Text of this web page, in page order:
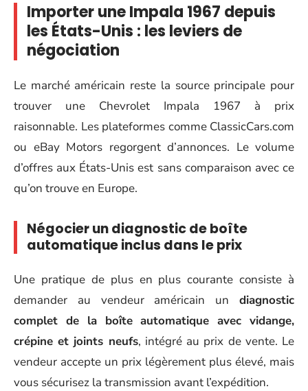
Importer une Impala 1967 depuis
les États-Unis : les leviers de
négociation
Le marché américain reste la source principale pour
trouver une Chevrolet Impala 1967 à prix
raisonnable. Les plateformes comme ClassicCars.com
ou eBay Motors regorgent d’annonces. Le volume
d’offres aux États-Unis est sans comparaison avec ce
qu’on trouve en Europe.
Négocier un diagnostic de boîte
automatique inclus dans le prix
Une pratique de plus en plus courante consiste à
demander au vendeur américain un diagnostic
complet de la boîte automatique avec vidange,
crépine et joints neufs, intégré au prix de vente. Le
vendeur accepte un prix légèrement plus élevé, mais
vous sécurisez la transmission avant l’expédition.